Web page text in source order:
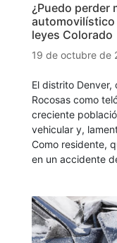
¿Puedo perder
automovilístico
leyes Colorado
19 de octubre de
El distrito Denver,
Rocosas como
creciente
vehicular y,
Como residente,
en un accidente